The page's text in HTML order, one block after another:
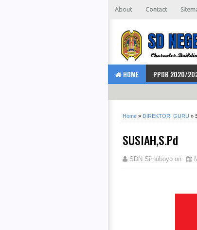
About Contact
HOME PPDB 2020/
Home » DIREKTORI GURU »
SUSIAH,S.Pd
SDN Sirnoboyo on